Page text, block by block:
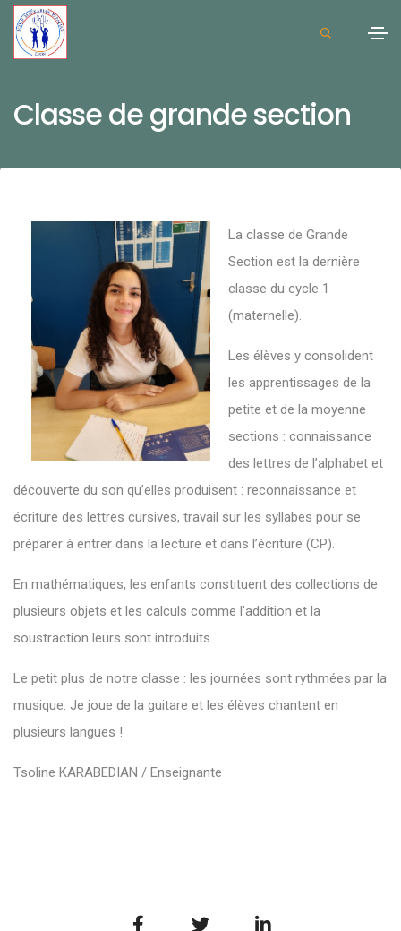
Classe de grande section
La classe de Grande
Section est la dernière
classe du cycle 1
(maternelle).
Les élèves y consolident
les apprentissages de la
petite et de la moyenne
sections : connaissance
des lettres de l’alphabet et
découverte du son qu’elles produisent : reconnaissance et
écriture des lettres cursives, travail sur les syllabes pour se
préparer à entrer dans la lecture et dans l’écriture (CP).
En mathématiques, les enfants constituent des collections de
plusieurs objets et les calculs comme l’addition et la
soustraction leurs sont introduits.
Le petit plus de notre classe : les journées sont rythmées par la
musique. Je joue de la guitare et les élèves chantent en
plusieurs langues !
Tsoline KARABEDIAN / Enseignante